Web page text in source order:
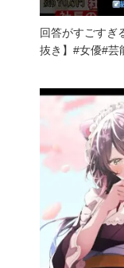
回答がすごすぎ
抜き】#女優#芸